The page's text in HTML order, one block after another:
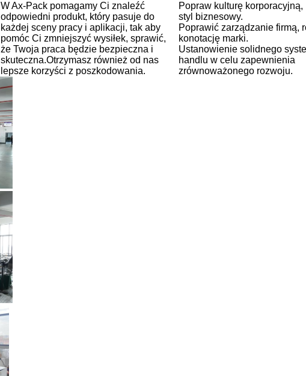
W Ax-Pack pomagamy Ci znaleźć
odpowiedni produkt, który pasuje do
każdej sceny pracy i aplikacji, tak aby
pomóc Ci zmniejszyć wysiłek, sprawić,
że Twoja praca będzie bezpieczna i
skuteczna.Otrzymasz również od nas
lepsze korzyści z poszkodowania.
Popraw kulturę korporacyjną,
styl biznesowy.
Poprawić zarządzanie firmą,
konotację marki.
Ustanowienie solidnego
handlu w celu zapewnienia
zrównoważonego rozwoju.